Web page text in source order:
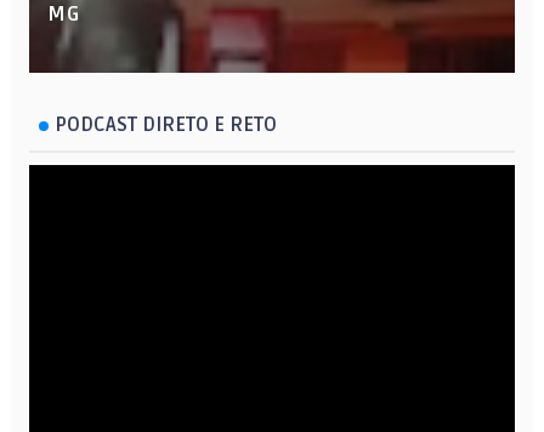
MG
PODCAST DIRETO E RETO